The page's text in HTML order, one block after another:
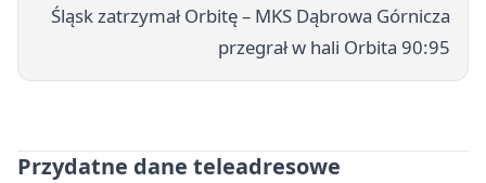
Śląsk zatrzymał Orbitę – MKS Dąbrowa Górnicza
przegrał w hali Orbita 90:95
Przydatne dane teleadresowe